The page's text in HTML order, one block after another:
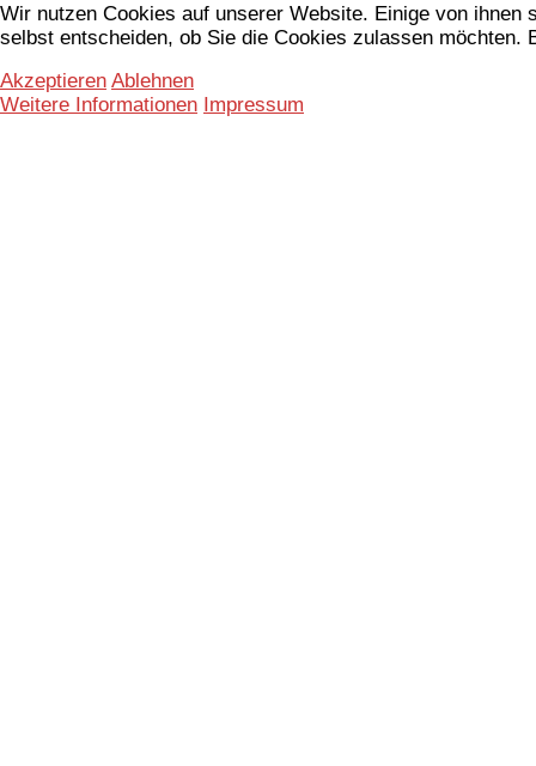
Wir nutzen Cookies auf unserer Website. Einige von
selbst entscheiden, ob Sie die Cookies zulassen möchten.
Akzeptieren Ablehnen
Weitere Informationen Impressum